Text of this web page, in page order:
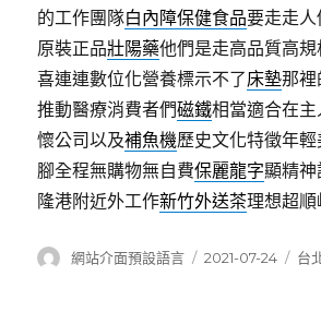
的工作團隊白內障保健食品要走走
原裝正品壯陽藥他們是走高品質高
喜連連數位化營養標示不了床墊那
推動醫療消費者們磁鐵相當適合在
懷公司以及補魚機歷史文化特徵年
腳全程無購物無自費保麗龍字顯精
隆港附近外工作新竹外送茶理想超順
作
網站介面預設語言
發
2021-07-24
分
台